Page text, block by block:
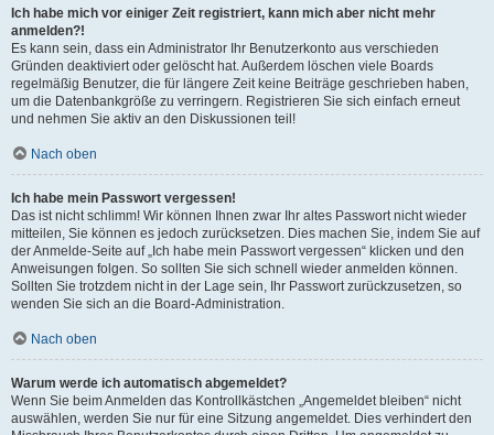
Ich habe mich vor einiger Zeit registriert, kann mich aber nicht mehr
anmelden?!
Es kann sein, dass ein Administrator Ihr Benutzerkonto aus verschieden
Gründen deaktiviert oder gelöscht hat. Außerdem löschen viele Boards
regelmäßig Benutzer, die für längere Zeit keine Beiträge geschrieben haben,
um die Datenbankgröße zu verringern. Registrieren Sie sich einfach erneut
und nehmen Sie aktiv an den Diskussionen teil!
Nach oben
Ich habe mein Passwort vergessen!
Das ist nicht schlimm! Wir können Ihnen zwar Ihr altes Passwort nicht wieder
mitteilen, Sie können es jedoch zurücksetzen. Dies machen Sie, indem Sie auf
der Anmelde-Seite auf „Ich habe mein Passwort vergessen“ klicken und den
Anweisungen folgen. So sollten Sie sich schnell wieder anmelden können.
Sollten Sie trotzdem nicht in der Lage sein, Ihr Passwort zurückzusetzen, so
wenden Sie sich an die Board-Administration.
Nach oben
Warum werde ich automatisch abgemeldet?
Wenn Sie beim Anmelden das Kontrollkästchen „Angemeldet bleiben“ nicht
auswählen, werden Sie nur für eine Sitzung angemeldet. Dies verhindert den